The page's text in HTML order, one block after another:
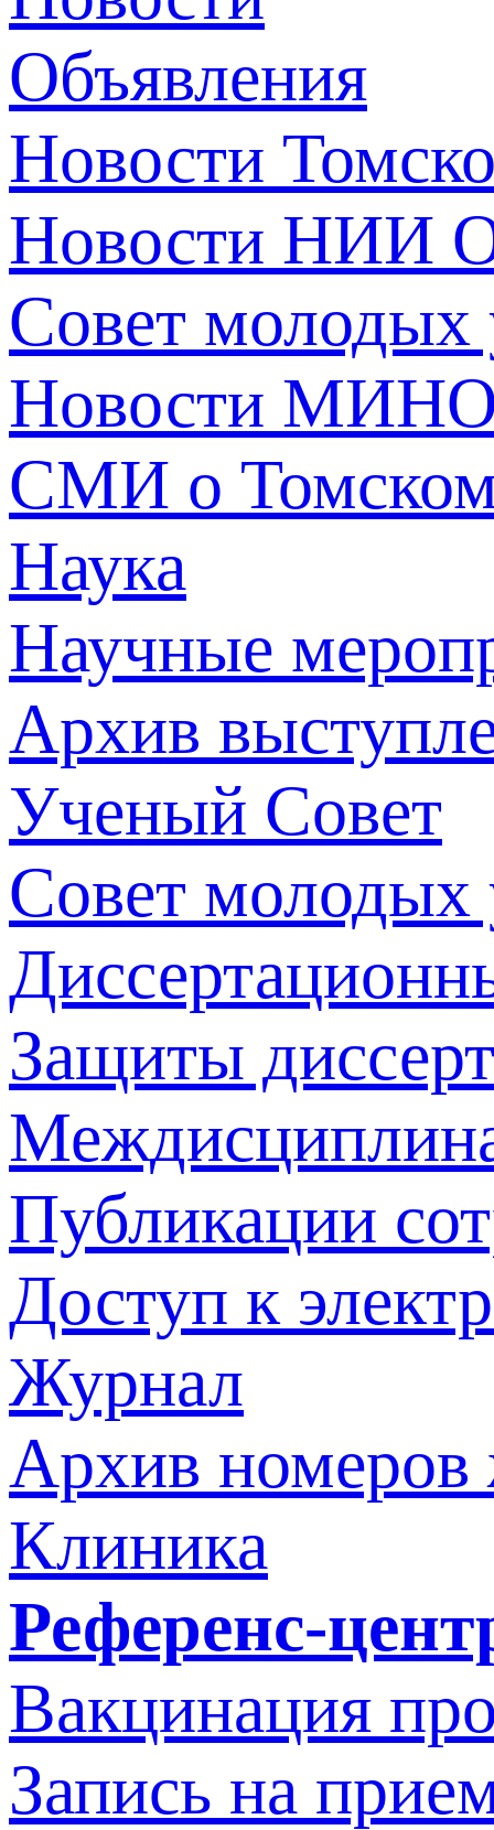
Объявления
Новости
Новости НИИ
Совет молодых
Новости
СМИ о
Наука
Научные
Архив
Ученый Совет
Совет молодых
Защиты
Публикации
Доступ к
Журнал
Архив номеров
Клиника
Референс-
Вакцинация
Запись на